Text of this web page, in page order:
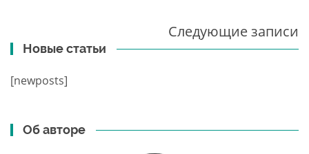
песни
Навигация
по
записям
Следующие записи
Новые статьи
[newposts]
Об авторе